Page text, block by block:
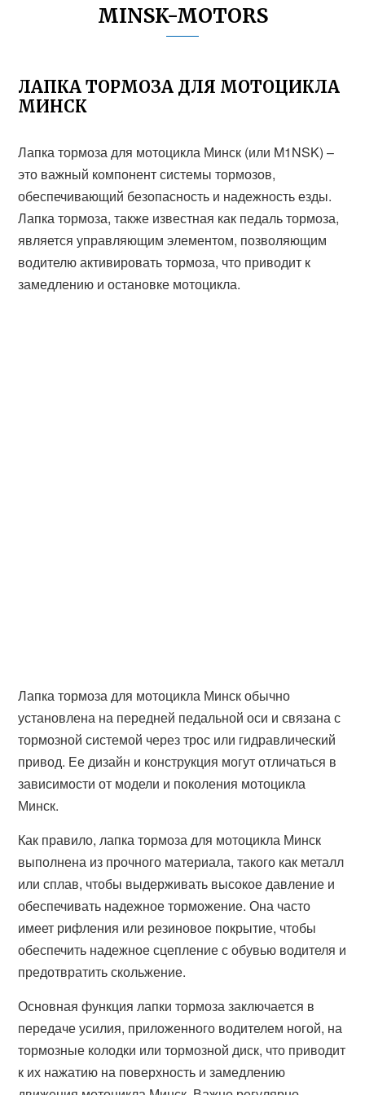
MINSK-MOTORS
ЛАПКА ТОРМОЗА ДЛЯ МОТОЦИКЛА
МИНСК
Лапка тормоза для мотоцикла Минск (или M1NSK) –
это важный компонент системы тормозов,
обеспечивающий безопасность и надежность езды.
Лапка тормоза, также известная как педаль тормоза,
является управляющим элементом, позволяющим
водителю активировать тормоза, что приводит к
замедлению и остановке мотоцикла.
Лапка тормоза для мотоцикла Минск обычно
установлена на передней педальной оси и связана с
тормозной системой через трос или гидравлический
привод. Ее дизайн и конструкция могут отличаться в
зависимости от модели и поколения мотоцикла
Минск.
Как правило, лапка тормоза для мотоцикла Минск
выполнена из прочного материала, такого как металл
или сплав, чтобы выдерживать высокое давление и
обеспечивать надежное торможение. Она часто
имеет рифления или резиновое покрытие, чтобы
обеспечить надежное сцепление с обувью водителя и
предотвратить скольжение.
Основная функция лапки тормоза заключается в
передаче усилия, приложенного водителем ногой, на
тормозные колодки или тормозной диск, что приводит
к их нажатию на поверхность и замедлению